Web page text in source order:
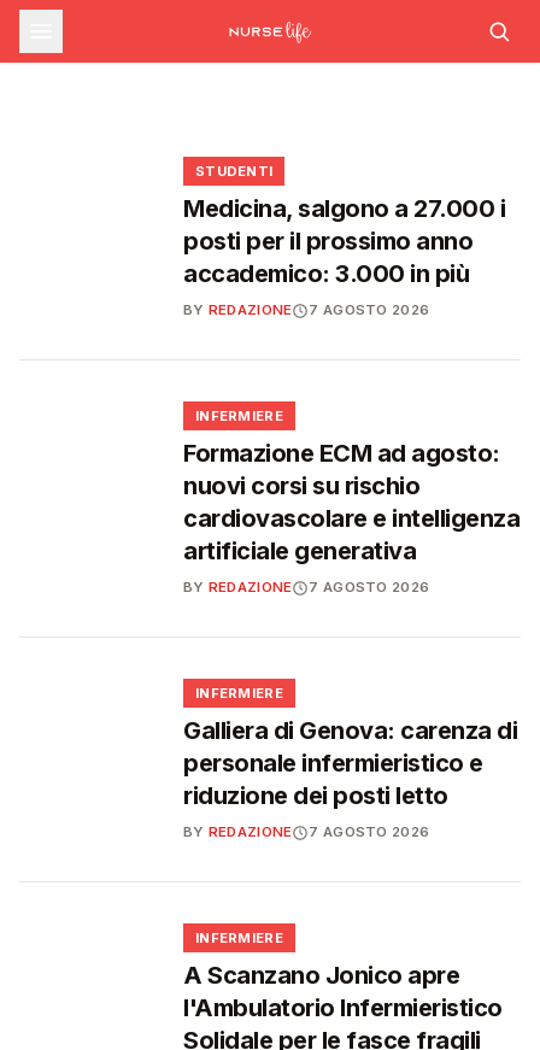
sfide che decideranno il futuro del
Ssn
Decreto PA e sanità: nuovo commissario per
le scorte Covid, liste d'attesa al Siveas e
INFERMIERE
Decreto PA: nuove regole per scorte Covid,
STUDENTI
Medicina, salgono a 27.000 i
posti per il prossimo anno
accademico: 3.000 in più
BY REDAZIONE 7 AGOSTO 2026
INFERMIERE
Formazione ECM ad agosto:
nuovi corsi su rischio
cardiovascolare e intelligenza
artificiale generativa
BY REDAZIONE 7 AGOSTO 2026
INFERMIERE
Galliera di Genova: carenza di
personale infermieristico e
riduzione dei posti letto
BY REDAZIONE 7 AGOSTO 2026
INFERMIERE
A Scanzano Jonico apre
l'Ambulatorio Infermieristico
Solidale per le fasce fragili